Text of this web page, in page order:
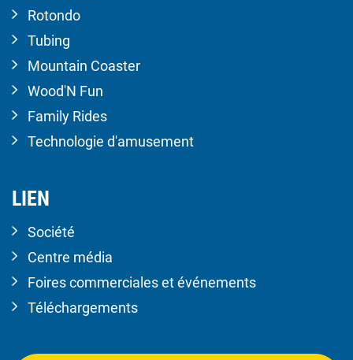
Rotondo
Tubing
Mountain Coaster
Wood'N Fun
Family Rides
Technologie d'amusement
LIEN
Société
Centre média
Foires commerciales et événements
Téléchargements